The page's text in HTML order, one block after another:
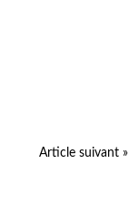
Article suivant »